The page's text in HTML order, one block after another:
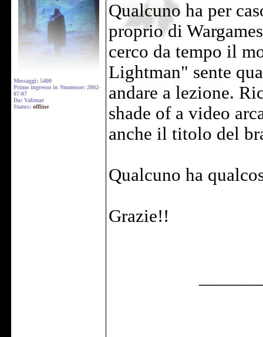
Messaggi: 5400
Primo ingresso in Numenor: 2002-
07-07
Da: Valimar
Status: offline
Qualcuno ha per
proprio di
cerco da tempo il
Lightman" sente
andare a lezione.
shade of a video
anche il titolo del
Qualcuno ha
Grazie!!